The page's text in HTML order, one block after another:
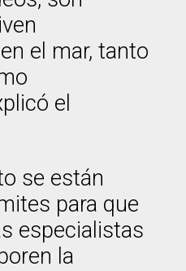
el mar, tanto
el
se están
para que
especialistas
la